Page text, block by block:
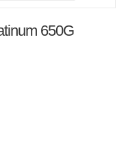
650G